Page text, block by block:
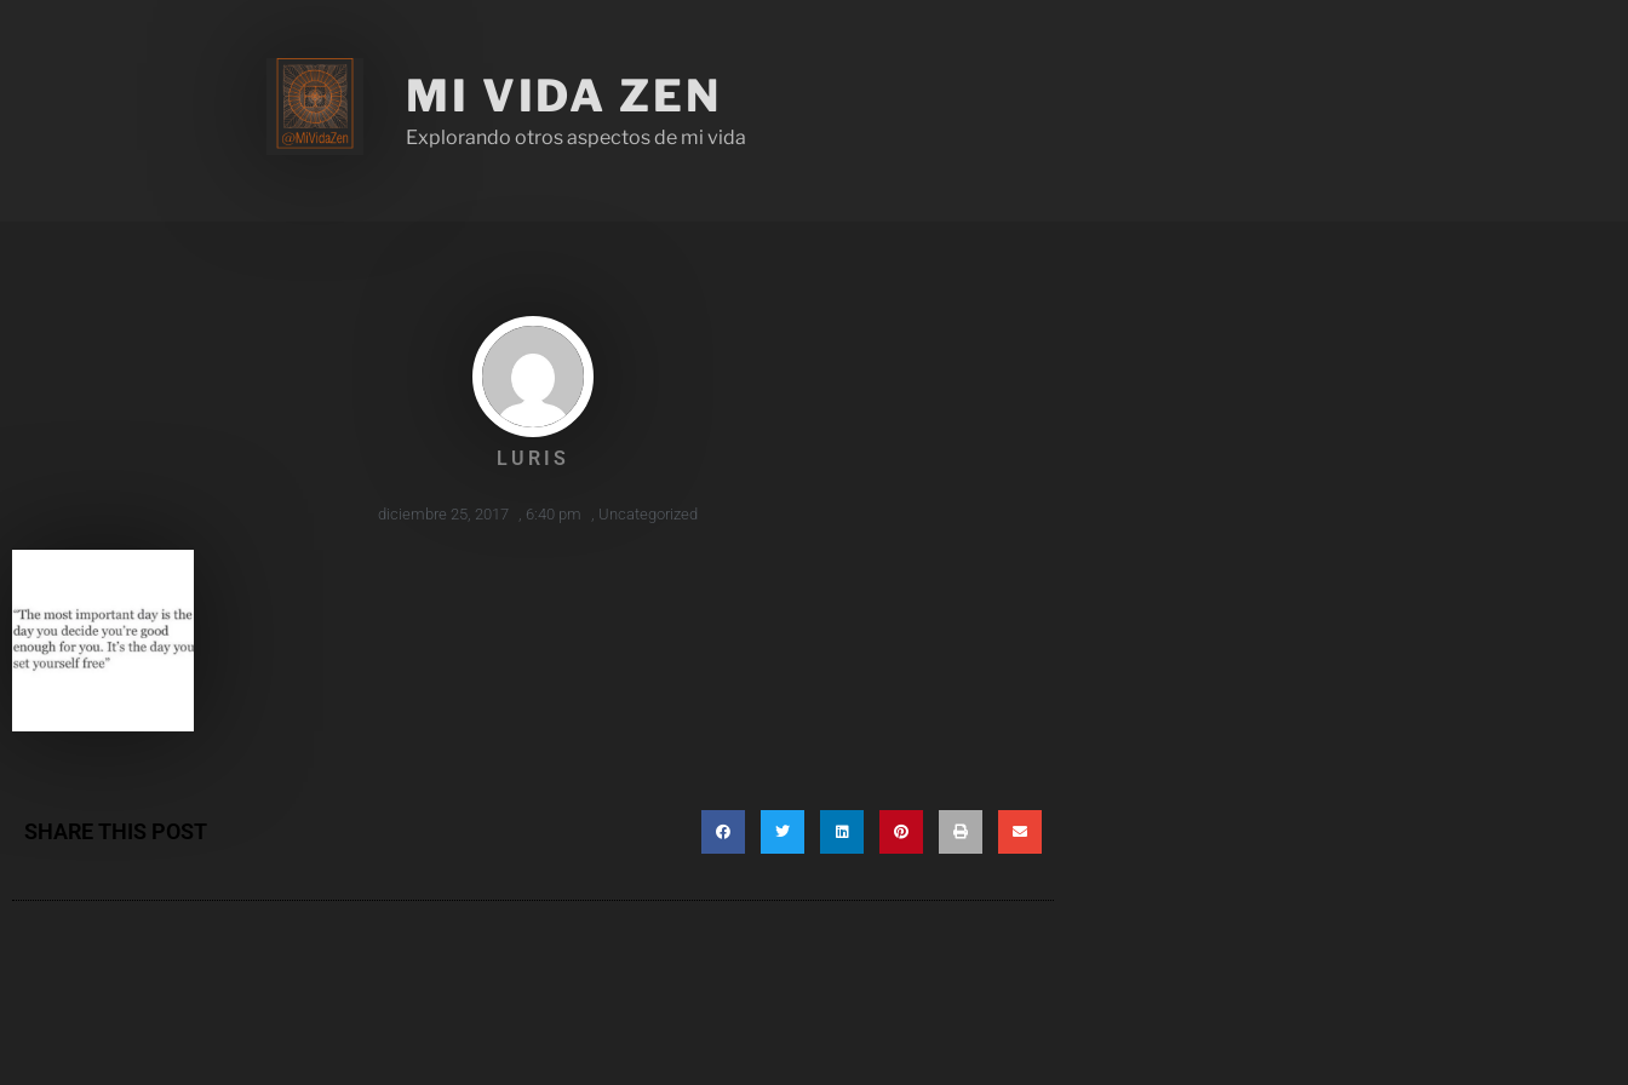
MI VIDA ZEN
Explorando otros aspectos de mi vida
LURIS
diciembre 25, 2017 , 6:40 pm , Uncategorized
SHARE THIS POST